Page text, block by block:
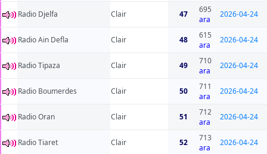
Radio Djelfa Clair 47
695
ara
2026-04-24
Radio Ain Defla Clair 48
615
ara
2026-04-24
Radio Tipaza Clair 49
710
ara
2026-04-24
Radio Boumerdes Clair 50
711
ara
2026-04-24
Radio Oran Clair 51
712
ara
2026-04-24
Radio Tiaret Clair 52
713
ara
2026-04-24